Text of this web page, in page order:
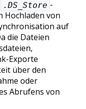
.DS_Store -
Hochladen von
auf
die Dateien
Exporte
über den
oder
Abrufens von